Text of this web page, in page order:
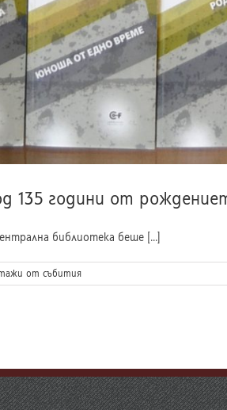
135 години от
библиотека беше [...]
от събития